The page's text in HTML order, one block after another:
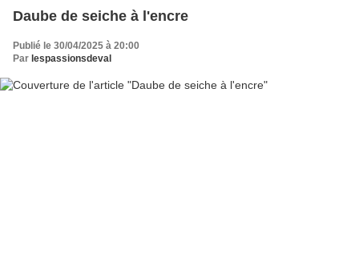
Daube de seiche à l'encre
Publié le 30/04/2025 à 20:00
Par lespassionsdeval